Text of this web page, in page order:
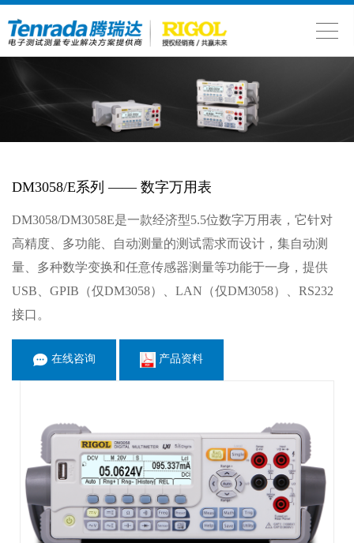
DM3058/E系列 —— 数字万用表
DM3058/DM3058E是一款经济型5.5位数字万用表，它针对
高精度、多功能、自动测量的测试需求而设计，集自动测
量、多种数学变换和任意传感器测量等功能于一身，提供
USB、GPIB（仅DM3058）、LAN（仅DM3058）、RS232
接口。
在线咨询 产品资料